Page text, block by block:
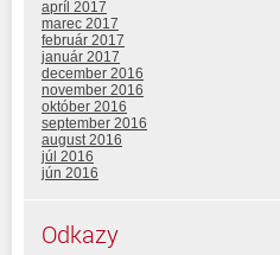
apríl 2017
marec 2017
február 2017
január 2017
december 2016
november 2016
október 2016
september 2016
august 2016
júl 2016
jún 2016
Odkazy